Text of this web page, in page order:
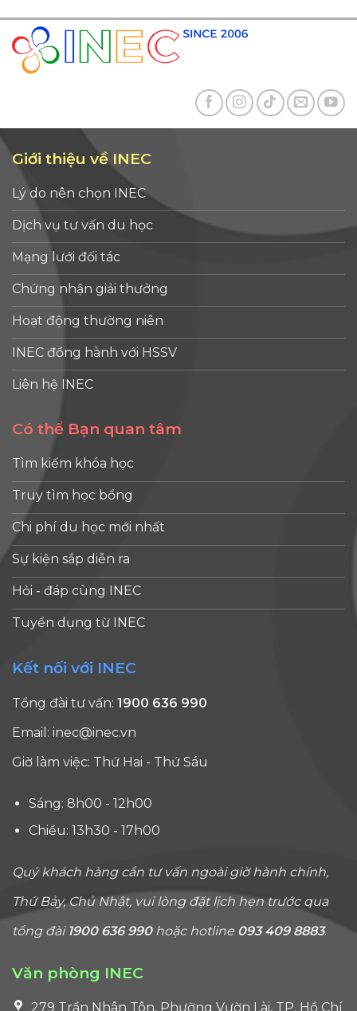
Giới thiệu về INEC
Lý do nên chọn INEC
Dịch vụ tư vấn du học
Mạng lưới đối tác
Chứng nhận giải thưởng
Hoạt động thường niên
INEC đồng hành với HSSV
Liên hệ INEC
Có thể Bạn quan tâm
Tìm kiếm khóa học
Truy tìm học bổng
Chi phí du học mới nhất
Sự kiện sắp diễn ra
Hỏi - đáp cùng INEC
Tuyển dụng từ INEC
Kết nối với INEC
Tổng đài tư vấn: 1900 636 990
Email: inec@inec.vn
Giờ làm việc: Thứ Hai - Thứ Sáu
Sáng: 8h00 - 12h00
Chiều: 13h30 - 17h00
Quý khách hàng cần tư vấn ngoài giờ hành chính,
Thứ Bảy, Chủ Nhật, vui lòng đặt lịch hẹn trước qua
tổng đài 1900 636 990hoặc hotline 093 409 8883.
Văn phòng INEC
279 Trần Nhân Tôn, Phường Vườn Lài, TP. Hồ Chí